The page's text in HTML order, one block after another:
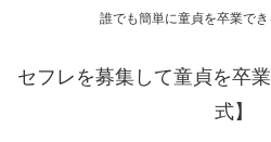
誰でも簡単に童貞を卒業でき
セフレを募集して童貞を卒
式】